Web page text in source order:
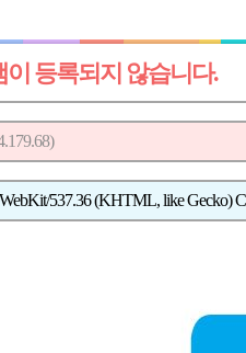
등록되지 않습니다.
537.36 (KHTML, like Gecko)